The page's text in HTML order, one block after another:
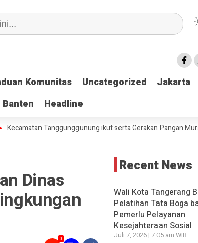
Komunitas Uncategorized Jakarta
Banten Headline
Komunitas Uncategorized Jakarta
Banten Headline
Tanggunggunung ikut serta Gerakan Pangan Murah dan
Dinas
0
Recent News
Wali Kota Tangerang
Pelatihan Tata Boga
Pemerlu Pelayanan
Kesejahteraan Sosial
Juli 7, 2026 | 7:05 am WIB